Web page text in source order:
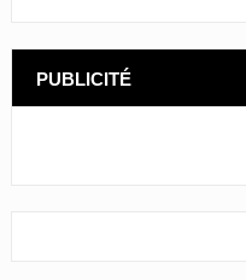
PUBLICITÉ